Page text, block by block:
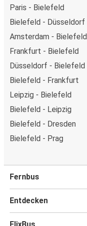
Paris - Bielefeld
Bielefeld - Düsseldorf
Amsterdam - Bielefeld
Frankfurt - Bielefeld
Düsseldorf - Bielefeld
Bielefeld - Frankfurt
Leipzig - Bielefeld
Bielefeld - Leipzig
Bielefeld - Dresden
Bielefeld - Prag
Fernbus
Entdecken
FlixBus